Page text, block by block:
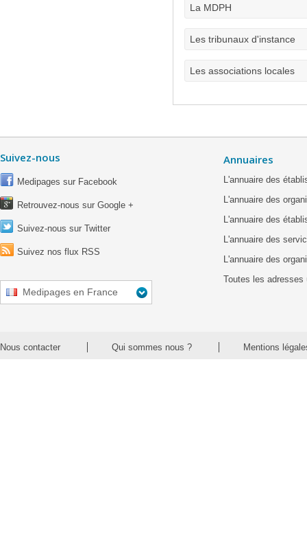
La MDPH
Les tribunaux d'instance
Les associations locales
Suivez-nous
Medipages sur Facebook
Retrouvez-nous sur Google +
Suivez-nous sur Twitter
Suivez nos flux RSS
Medipages en France
Annuaires
L'annuaire des
L'annuaire des
L'annuaire des
L'annuaire des
L'annuaire des
Toutes les adresses
Nous contacter Qui sommes nous ? Mentions